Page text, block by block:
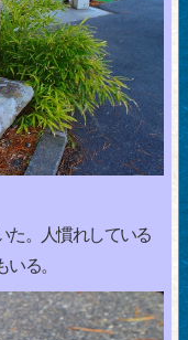
た。人慣れしている
る。